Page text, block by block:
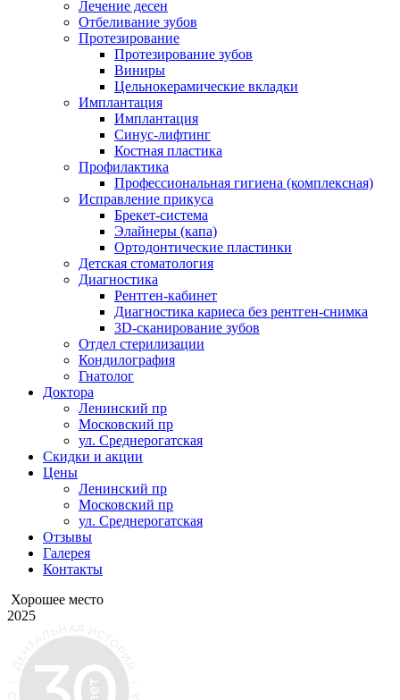
Лечение десен
Отбеливание зубов
Протезирование
Протезирование зубов
Виниры
Цельнокерамические вкладки
Имплантация
Имплантация
Синус-лифтинг
Костная пластика
Профилактика
Профессиональная гигиена (комплексная)
Исправление прикуса
Брекет-система
Элайнеры (капа)
Ортодонтические пластинки
Детская стоматология
Диагностика
Рентген-кабинет
Диагностика кариеса без рентген-снимка
3D-сканирование зубов
Отдел стерилизации
Кондилография
Гнатолог
Доктора
Ленинский пр
Московский пр
ул. Среднерогатская
Скидки и акции
Цены
Ленинский пр
Московский пр
ул. Среднерогатская
Отзывы
Галерея
Контакты
Хорошее место
2025